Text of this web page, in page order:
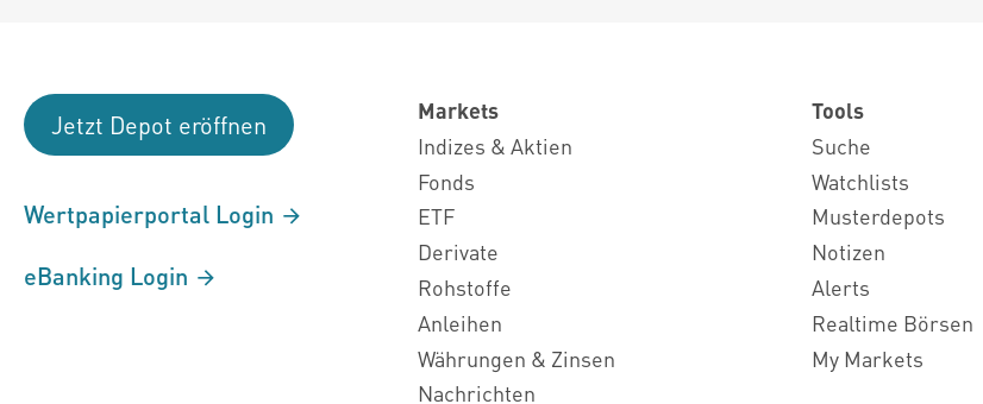
Jetzt Depot eröffnen
Wertpapierportal Login
eBanking Login
Markets
Indizes & Aktien
Fonds
ETF
Derivate
Rohstoffe
Anleihen
Währungen & Zinsen
Nachrichten
Tools
Suche
Watchlists
Musterdepots
Notizen
Alerts
Realtime Börsen
My Markets